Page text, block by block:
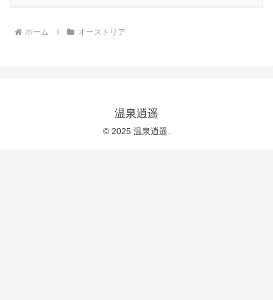
ホーム オーストリア
温泉逍遥
© 2025 温泉逍遥.